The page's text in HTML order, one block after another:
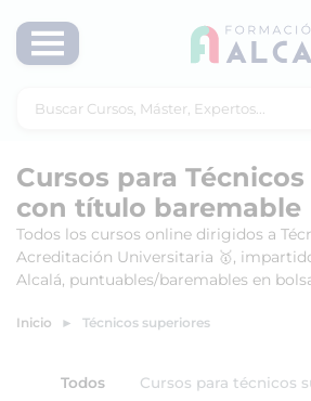
Cursos para
con título baremable
Todos los cursos online dirigidos a
Acreditación Universitaria 🥇,
Alcalá, puntuables/baremables en
Inicio Técnicos superiores
Todos Cursos para técnicos